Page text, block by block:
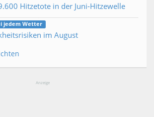
Hitzetote in der Juni-Hitzewelle
jedem Wetter
im August
Anzeige